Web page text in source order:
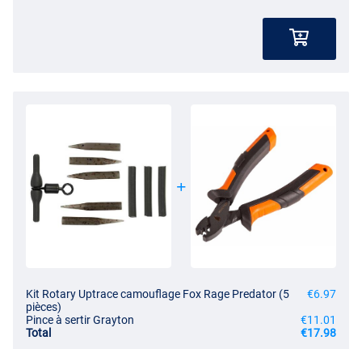
Kit Rotary Uptrace camouflage Fox Rage Predator (5
pièces)
€6.97
Pince à sertir Grayton
€11.01
Total
€17.98